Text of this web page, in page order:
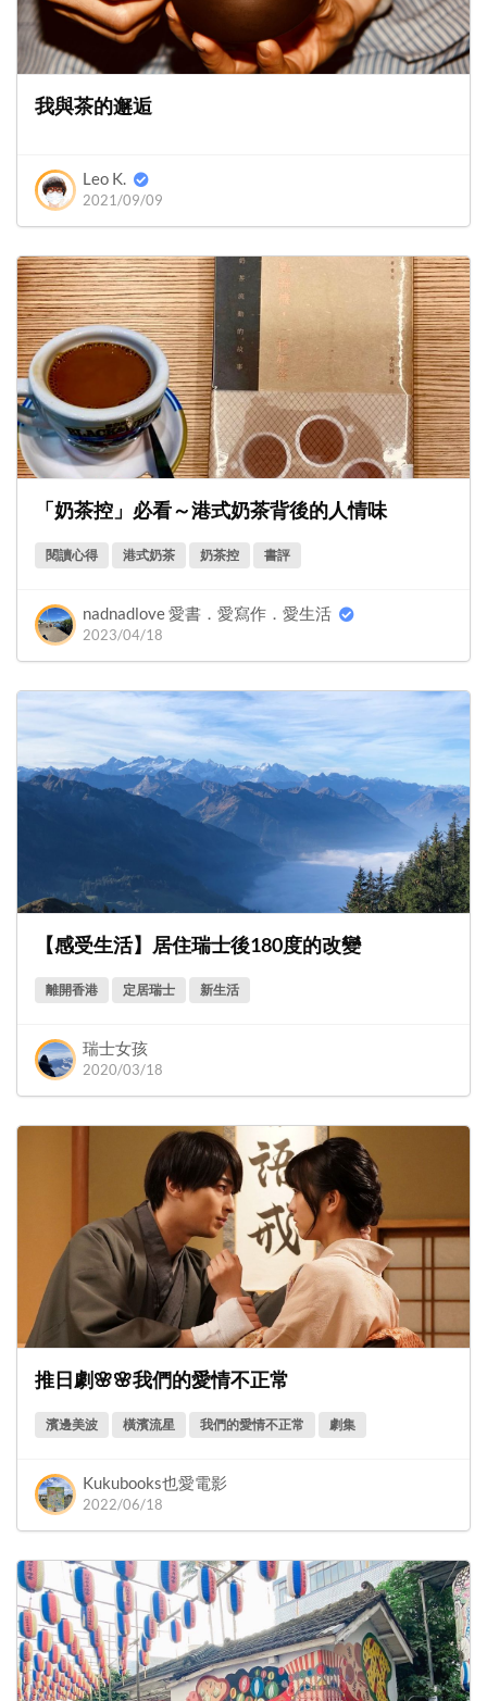
我與茶的邂逅
Leo K.
2021/09/09
「奶茶控」必看～港式奶茶背後的人情味
閱讀心得 港式奶茶 奶茶控 書評
nadnadlove 愛書．愛寫作．愛生活
2023/04/18
【感受生活】居住瑞士後180度的改變
離開香港 定居瑞士 新生活
瑞士女孩
2020/03/18
推日劇🌸🌸我們的愛情不正常
濱邊美波 橫濱流星 我們的愛情不正常 劇集
Kukubooks也愛電影
2022/06/18